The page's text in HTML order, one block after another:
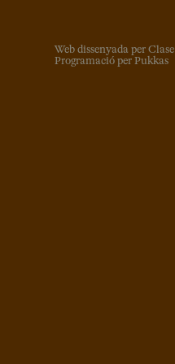
Web dissenyada per Clase
Programació per Pukkas